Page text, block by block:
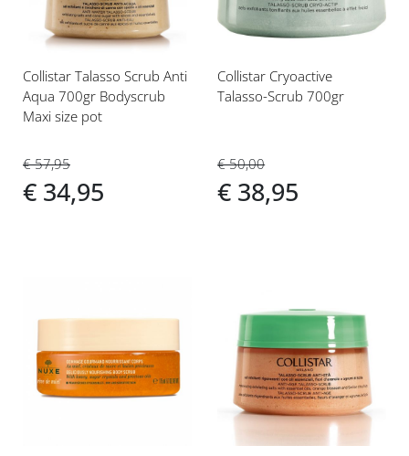
Collistar Talasso Scrub Anti
Aqua 700gr Bodyscrub
Maxi size pot
€ 57,95
€ 34,95
Collistar Cryoactive
Talasso-Scrub 700gr
€ 50,00
€ 38,95
Voeg
aan
verlanglijst
Voeg
toe
aan
verlanglijst